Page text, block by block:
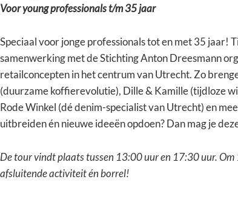
Voor young professionals t/m 35 jaar
Speciaal voor jonge professionals tot en met 35 jaar!
samenwerking met de Stichting Anton Dreesmann
retailconcepten in het centrum van Utrecht. Zo
(duurzame koffierevolutie), Dille & Kamille (tijdloze
Rode Winkel (dé denim-specialist van Utrecht) en
uitbreiden én nieuwe ideeën opdoen? Dan mag je
De tour vindt plaats tussen 13:00 uur en 17:30 uur. Om
afsluitende activiteit én borrel!